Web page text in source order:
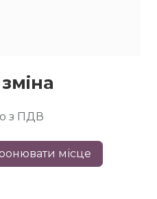
з ПДВ
місце